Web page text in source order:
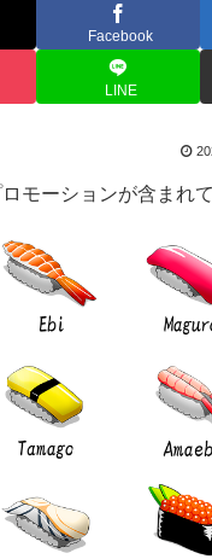
Facebook
LINE
モーションが含まれ